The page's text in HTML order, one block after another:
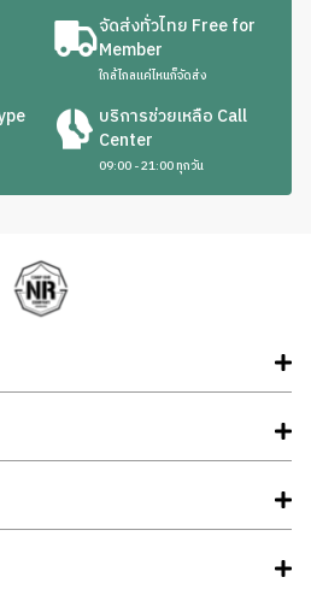
จัดส่งทั่วไทย Free for
Member
ใกล้ไกลแค่ไหนก็จัดส่ง
บริการช่วยเหลือ Call
Center
09:00 - 21:00 ทุกวัน